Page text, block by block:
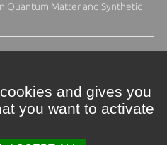
Quantum Matter and Synthetic
and gives you
you want to activate